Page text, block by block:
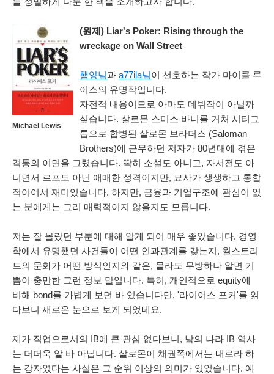
Michael Lewis
(원제) Liar's Poker: Rising through the
wreckage on Wall Street
햄양님과 a77ila님이 선호하는 작가 마이클 루
이스의 유명작입니다.
자전적 내용이므로 아마도 데뷔작이 아닐까
싶습니다. 살로몬 스미스 바니를 거처 시티그
룹으로 합병된 살로몬 브라더스 (Saloman
Brothers)에 근무하던 저자가 80년대에 겪은
격동의 이면을 그렸습니다. 딱히 소설도 아니고, 자서전도 아
니면서 르포도 아닌 애매한 성격이지만, 묘사가 생생하고 통합
적이어서 재미있습니다. 하지만, 금융과 기업구조에 관심이 없
는 분에게는 그리 매력적이지 않을지도 모릅니다.
저는 잘 몰랐던 부분에 대해 알게 되어 매우 좋았습니다. 경영
학에서 유명했던 사건들이 어떤 인과관계를 갖는지, 월스트리
트의 문화가 어떤 방식인지와 같은, 몰라도 무방하나 알면 기
쁨이 충만한 그런 정보 말입니다. 특히, 개인적으로 equity에
비해 bond를 가볍게 보던 바 있습니다만, '라이어스 포커'를 읽
다보니 새로운 눈으로 보게 되었네요.
제가 직업으로서의 IB에 큰 관심 없다보니, 남의 나라 IB 역사
는 더더욱 알 바 아닙니다. 살로몬이 채권쪽에서는 내로라 하
는 강자였다는 사실은 그 순위 이상의 의미가 있었습니다. 예